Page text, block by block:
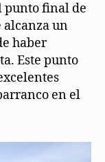
punto final de
alcanza un
haber
Este punto
en el